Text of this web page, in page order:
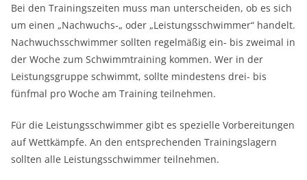
Bei den Trainingszeiten muss man unterscheiden, ob es sich
um einen „Nachwuchs-„ oder „Leistungsschwimmer“ handelt.
Nachwuchsschwimmer sollten regelmäßig ein- bis zweimal in
der Woche zum Schwimmtraining kommen. Wer in der
Leistungsgruppe schwimmt, sollte mindestens drei- bis
fünfmal pro Woche am Training teilnehmen.
Für die Leistungsschwimmer gibt es spezielle Vorbereitungen
auf Wettkämpfe. An den entsprechenden Trainingslagern
sollten alle Leistungsschwimmer teilnehmen.